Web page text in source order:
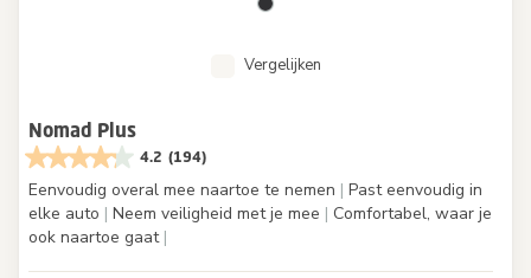
Vergelijken
Nomad Plus
4.2 (194)
Eenvoudig overal mee naartoe te nemen | Past eenvoudig in
elke auto | Neem veiligheid met je mee | Comfortabel, waar je
ook naartoe gaat |